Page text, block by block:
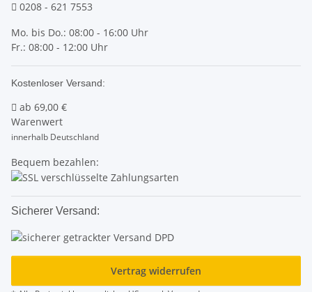
0208 - 621 7553
Mo. bis Do.: 08:00 - 16:00 Uhr
Fr.: 08:00 - 12:00 Uhr
Kostenloser Versand:
ab 69,00 €
Warenwert
innerhalb Deutschland
Bequem bezahlen:
Sicherer Versand:
Vertrag widerrufen